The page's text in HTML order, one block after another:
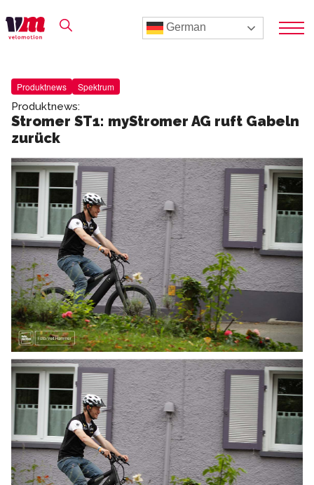
German
Produktnews Spektrum
Produktnews:
Stromer ST1: myStromer AG ruft Gabeln
zurück